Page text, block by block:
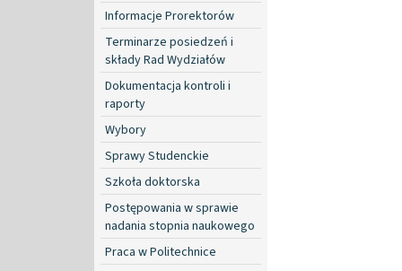
Informacje Prorektorów
Terminarze posiedzeń i
składy Rad Wydziałów
Dokumentacja kontroli i
raporty
Wybory
Sprawy Studenckie
Szkoła doktorska
Postępowania w sprawie
nadania stopnia naukowego
Praca w Politechnice